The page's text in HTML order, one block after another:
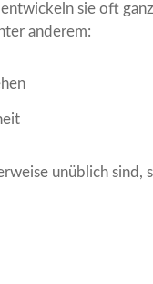
sie oft
anderem:
unüblich sind,